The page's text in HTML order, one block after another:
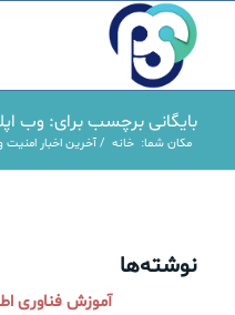
بایگانی برچسب برای: وب
مکان شما: خانه / آخرین اخبار امنیت
نوشته‌ها
آموزش فناوری